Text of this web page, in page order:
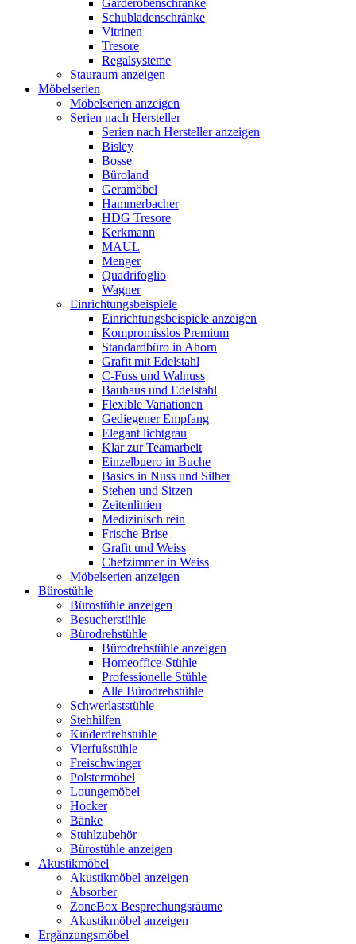
Garderobenschränke
Schubladenschränke
Vitrinen
Tresore
Regalsysteme
Stauraum anzeigen
Möbelserien
Möbelserien anzeigen
Serien nach Hersteller
Serien nach Hersteller anzeigen
Bisley
Bosse
Büroland
Geramöbel
Hammerbacher
HDG Tresore
Kerkmann
MAUL
Menger
Quadrifoglio
Wagner
Einrichtungsbeispiele
Einrichtungsbeispiele anzeigen
Kompromisslos Premium
Standardbüro in Ahorn
Grafit mit Edelstahl
C-Fuss und Walnuss
Bauhaus und Edelstahl
Flexible Variationen
Gediegener Empfang
Elegant lichtgrau
Klar zur Teamarbeit
Einzelbuero in Buche
Basics in Nuss und Silber
Stehen und Sitzen
Zeitenlinien
Medizinisch rein
Frische Brise
Grafit und Weiss
Chefzimmer in Weiss
Möbelserien anzeigen
Bürostühle
Bürostühle anzeigen
Besucherstühle
Bürodrehstühle
Bürodrehstühle anzeigen
Homeoffice-Stühle
Professionelle Stühle
Alle Bürodrehstühle
Schwerlaststühle
Stehhilfen
Kinderdrehstühle
Vierfußstühle
Freischwinger
Polstermöbel
Loungemöbel
Hocker
Bänke
Stuhlzubehör
Bürostühle anzeigen
Akustikmöbel
Akustikmöbel anzeigen
Absorber
ZoneBox Besprechungsräume
Akustikmöbel anzeigen
Ergänzungsmöbel